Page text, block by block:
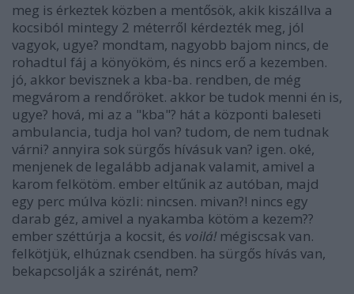
meg is érkeztek közben a mentősök, akik kiszállva a
kocsiból mintegy 2 méterről kérdezték meg, jól
vagyok, ugye? mondtam, nagyobb bajom nincs, de
rohadtul fáj a könyököm, és nincs erő a kezemben.
jó, akkor bevisznek a kba-ba. rendben, de még
megvárom a rendőröket. akkor be tudok menni én is,
ugye? hová, mi az a "kba"? hát a központi baleseti
ambulancia, tudja hol van? tudom, de nem tudnak
várni? annyira sok sürgős hívásuk van? igen. oké,
menjenek de legalább adjanak valamit, amivel a
karom felkötöm. ember eltűnik az autóban, majd
egy perc múlva közli: nincsen. mivan?! nincs egy
darab géz, amivel a nyakamba kötöm a kezem??
ember széttúrja a kocsit, és voilá!mégiscsak van.
felkötjük, elhúznak csendben. ha sürgős hívás van,
bekapcsolják a szirénát, nem?